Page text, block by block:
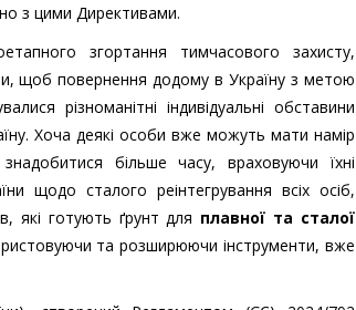
з цими Директивами.
згортання тимчасового захисту,
щоб повернення додому в Україну з метою
різноманітні індивідуальні обставини
Хоча деякі особи вже можуть мати намір
більше часу, враховуючи їхні
щодо сталого реінтегрування всіх осіб,
які готують ґрунт для плавної та сталої
та розширюючи інструменти, вже